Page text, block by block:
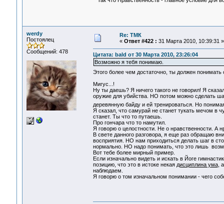
werdy
Постоялец
Сообщений: 478
Re: ТМК
« Ответ #422 : 31 Марта 2010, 10:39:31 »
Цитата: bald от 30 Марта 2010, 23:26:04
Возможно я тебя понимаю.
Этого более чем достаточно, ты должен
Мигус...!
Ну ты даешь? Я ничего такого не говорил! Я
оружие для убийства. НО потом можно сделать
деревянную байду и ей тренироваться. Но
Я сказал, что самурай не станет тукать мечом в
станет. Ты что то путаешь.
Про гончара что то намутил.
Я говорю о целостности. Не о нравственности. А
В свете данного разговора, я еще раз обращаю
восприятия. НО нам приходиться делать шаг в
нормально. НО надо понимать, что это лишь
Вот тебе более мирный пример.
Если изначально видеть и искать в Йоге
позицию, что это в истоке некая дисциплина ума,
наблюдаем.
Я говорю о том изначальном понимании - чего